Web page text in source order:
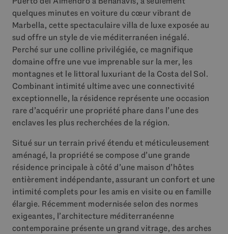
quelques minutes en voiture du cœur vibrant de
Marbella, cette spectaculaire villa de luxe exposée au
sud offre un style de vie méditerranéen inégalé.
Perché sur une colline privilégiée, ce magnifique
domaine offre une vue imprenable sur la mer, les
montagnes et le littoral luxuriant de la Costa del Sol.
Combinant intimité ultime avec une connectivité
exceptionnelle, la résidence représente une occasion
rare d’acquérir une propriété phare dans l’une des
enclaves les plus recherchées de la région.
Situé sur un terrain privé étendu et méticuleusement
aménagé, la propriété se compose d’une grande
résidence principale à côté d’une maison d’hôtes
entièrement indépendante, assurant un confort et une
intimité complets pour les amis en visite ou en famille
élargie. Récemment modernisée selon des normes
exigeantes, l’architecture méditerranéenne
contemporaine présente un grand vitrage, des arches